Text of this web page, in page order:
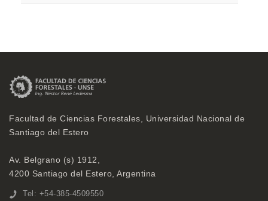
Facultad de Ciencias Forestales, Universidad Nacional de
Santiago del Estero
Av. Belgrano (s) 1912,
4200 Santiago del Estero, Argentina
Tel: +54-385-4509550